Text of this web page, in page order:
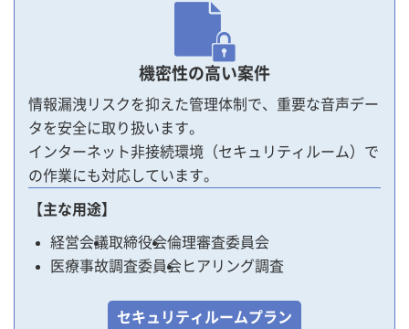
機密性の高い案件
情報漏洩リスクを抑えた管理体制で、重要な音声デー
タを安全に取り扱います。
インターネット非接続環境（セキュリティルーム）で
の作業にも対応しています。
【主な用途】
経営会議取締役会倫理審査委員会
医療事故調査委員会 ヒアリング調査
セキュリティルームプラン